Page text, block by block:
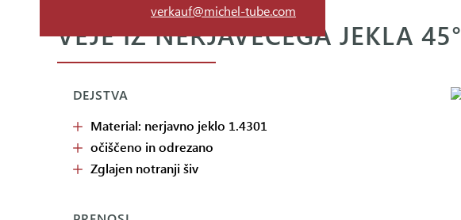
verkauf@michel-tube.com
VEJE IZ NERJAVEČEGA JEKLA 45°
DEJSTVA
Material: nerjavno jeklo 1.4301
očiščeno in odrezano
Zglajen notranji šiv